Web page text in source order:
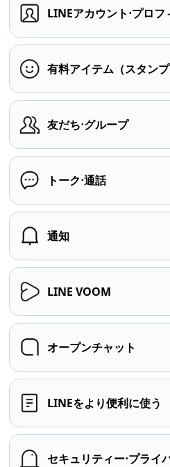
LINEアカウント⋅プロフ
有料アイテム（スタンプ
友だち⋅グループ
トーク⋅通話
通知
LINE VOOM
オープンチャット
LINEをより便利に使う
セキュリティー⋅プライ